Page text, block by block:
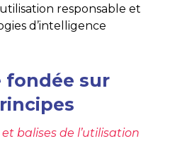
responsable et
d’intelligence
fondée sur
balises de l’utilisation